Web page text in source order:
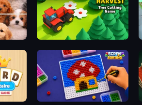
Lumber Harvest: Tree Cutting Game
Screw Sorting